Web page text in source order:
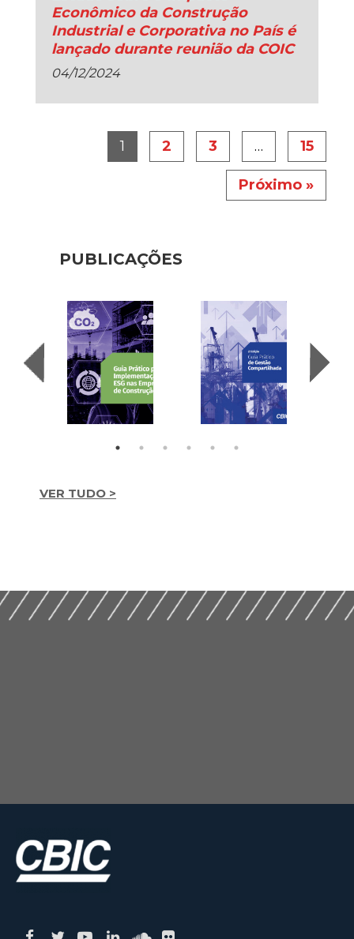
Econômico da Construção
Industrial e Corporativa no País é
lançado durante reunião da COIC
04/12/2024
1 2 3 … 15
Próximo »
PUBLICAÇÕES
VER TUDO >